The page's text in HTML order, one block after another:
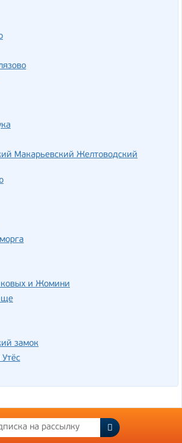
Макарьевский Желтоводский
и Жомини
замок